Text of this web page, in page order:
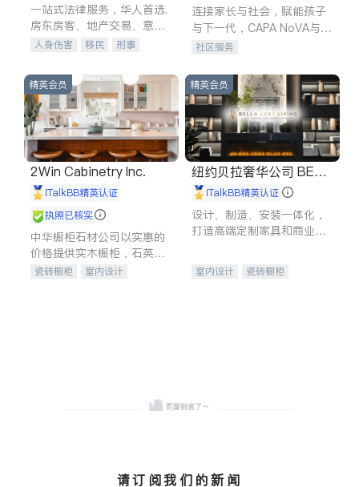
一站式法律服务，华人首选.
房东房客、地产交易、意外
伤害、车祸重伤、商业诉
建筑合同、刑事案件全包办
人身伤害 移民
刑事
信托/遗嘱
商业
商标注册
索赔
律师-其它 保释
连接家长与社会，赋能孩子
与下一代，CAPA NoVA与您
携手建设包容、公平、充满
社区服务
精英会员
2Win Cabinetry Inc.
iTalkBB精英认证
执照已核实
中华橱柜石材公司以实惠的
价格提供实木橱柜，石英石
台面，多种优质不锈钢水
瓷砖橱柜
室内设计
精英会员
纽约贝拉奢华公司 BELL
A LUXE
iTalkBB精英认证
设计、制造、安装一体化，
打造高端定制家具和商业空
室内设计
瓷砖橱柜
请订阅我们的新闻